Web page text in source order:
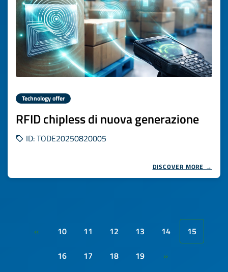
Technology offer
RFID chipless di nuova generazione
ID: TODE20250820005
DISCOVER MORE →
« 10 11 12 13 14
15
16
17 18 19 »